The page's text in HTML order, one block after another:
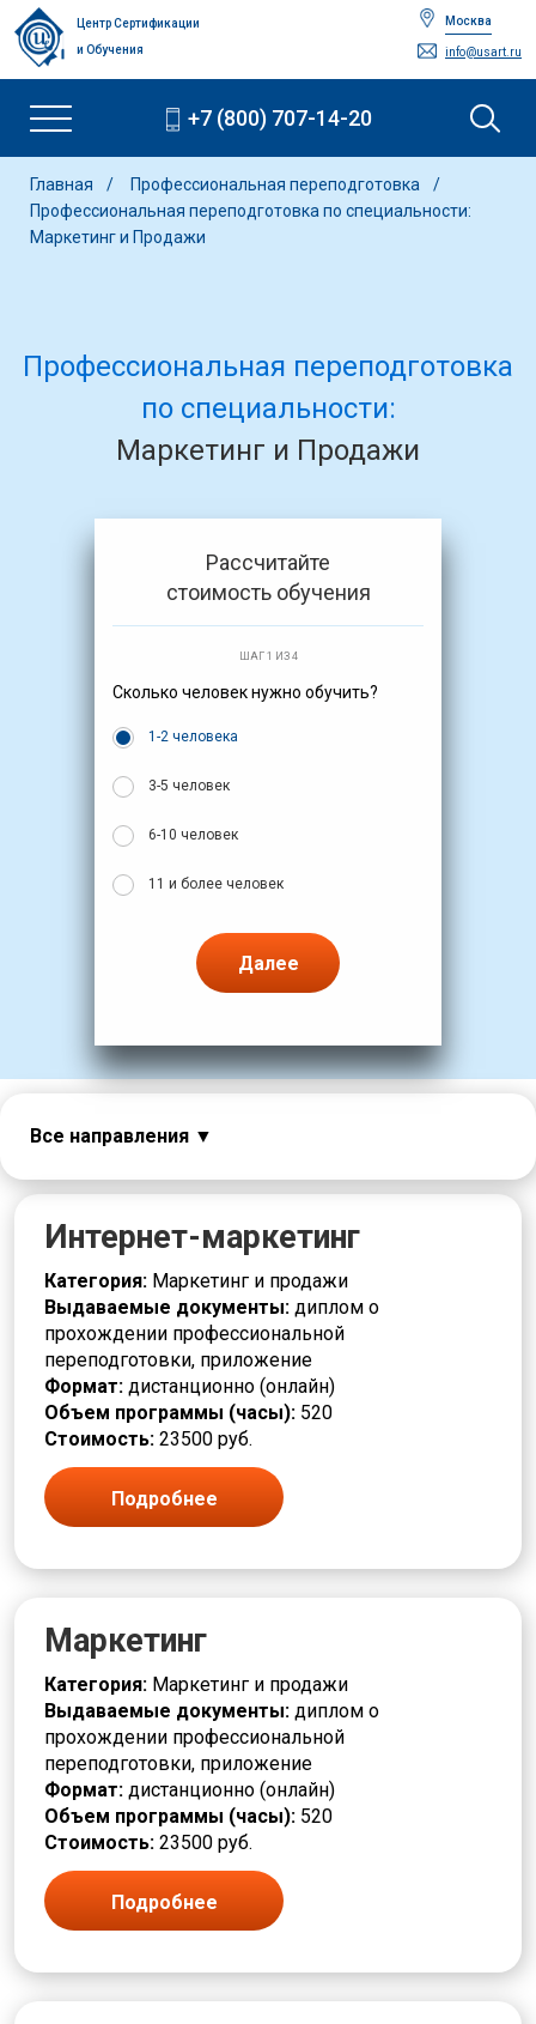
Центр Сертификации
и Обучения
Москва
info@usart.ru
+7 (800) 707-14-20
Главная
Профессиональная переподготовка
Профессиональная переподготовка по специальности:
Маркетинг и Продажи
Профессиональная переподготовка
по специальности:
Маркетинг и Продажи
Рассчитайте
стоимость обучения
ШАГ 1 ИЗ 4
Сколько человек нужно обучить?
1-2 человека
3-5 человек
6-10 человек
11 и более человек
Далее
Все направления
Автоматизация
Банковское дело
Безопасность
Бухгалтерское дело
Бухучет, Финансы, Юриспруденция
Геодезия
Гостиничное дело и туризм
Делопроизводство и документооборот
Дизайн
Инженерия и IT
Информационные технологии (IT)
Кадровое делопроизводство
Контроль качества и стандартизация
Медицина и здравоохранение
Менеджмент и Управление
Метеорология
Научно-исследовательская деятельность
Педагог
Проектирование
Психология
Реклама и PR
Связь и телекоммуникации
Сельское хозяйство
Спорт
Строительство и ЖКХ
Управление и администрирование
Интернет-маркетинг
Категория: Маркетинг и продажи
Выдаваемые документы: диплом о
прохождении профессиональной
переподготовки, приложение
Формат: дистанционно (онлайн)
Объем программы (часы): 520
Стоимость: 23500 руб.
Подробнее
Маркетинг
Категория: Маркетинг и продажи
Выдаваемые документы: диплом о
прохождении профессиональной
переподготовки, приложение
Формат: дистанционно (онлайн)
Объем программы (часы): 520
Стоимость: 23500 руб.
Подробнее